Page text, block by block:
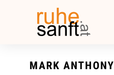
MARK ANTHONY